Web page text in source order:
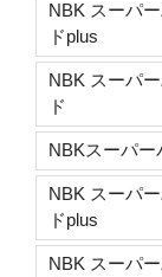
NBK スーパ
ドplus
NBK スーパ
ド
NBKスーパー
NBK スーパ
ドplus
NBK スーパ